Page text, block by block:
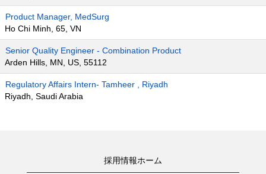
Product Manager, MedSurg
Ho Chi Minh, 65, VN
Senior Quality Engineer - Combination Product
Arden Hills, MN, US, 55112
Regulatory Affairs Intern- Tamheer , Riyadh
Riyadh, Saudi Arabia
採用情報ホーム